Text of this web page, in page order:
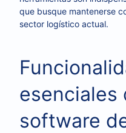
que busque mantenerse
sector logístico actual.
esenciales
software